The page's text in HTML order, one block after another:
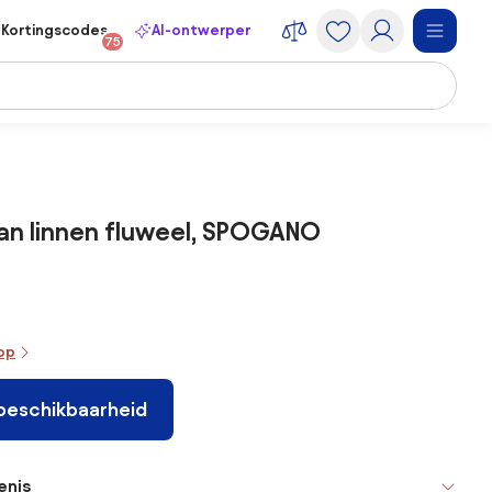
Kortingscodes
75
AI-ontwerper
linnen fluweel, SPOGANO